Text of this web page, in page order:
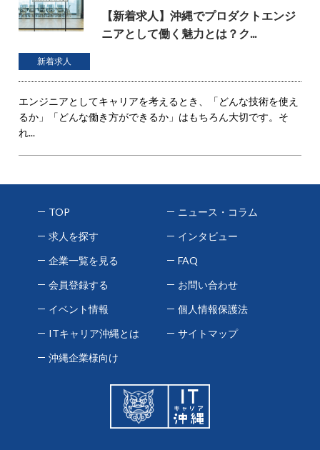
【新着求人】沖縄でプロダクトエンジ
ニアとして働く魅力とは？ク...
新着求人
エンジニアとしてキャリアを考えるとき、「どんな技術を使え
るか」「どんな働き方ができるか」はもちろん大切です。そ
れ...
TOP
求人を探す
企業一覧を見る
会員登録する
イベント情報
ITキャリア沖縄とは
沖縄企業様向け
ニュース・コラム
インタビュー
FAQ
お問い合わせ
個人情報保護法
サイトマップ